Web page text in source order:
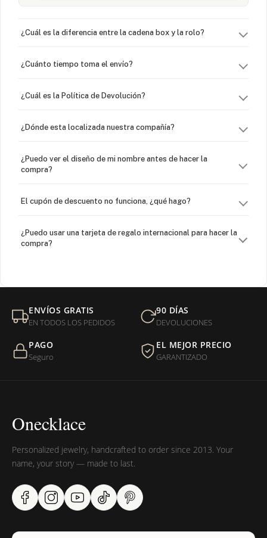
¿Cuál es la diferencia entre la cadena box y la rolo?
¿Cuánto tiempo toma el envío?
¿Cuál es la Política de Devolución?
¿Dónde esta localizada nuestra compañía?
¿Puedo ver el diseño de mi nombre antes de hacer la
compra?
El cupón de descuento no funciona, ¿qué hago?
¿Puedo usar una tarjeta de regalo internacional para hacer la
compra?
Mi orden fue devuelta por USPS, ¿qué hago para que sea
entregada?
¿Sus productos son libres de níquel?
ENVÍOS GRATIS
EN TODOS LOS PEDIDOS
90 DÍAS
DEVOLUCIONES
PAGO
Seguro
EL MEJOR PRECIO
GARANTIZADO
Onecklace
Personalized jewelry, handcrafted to order since 2013. Your
name, your story — made to last.